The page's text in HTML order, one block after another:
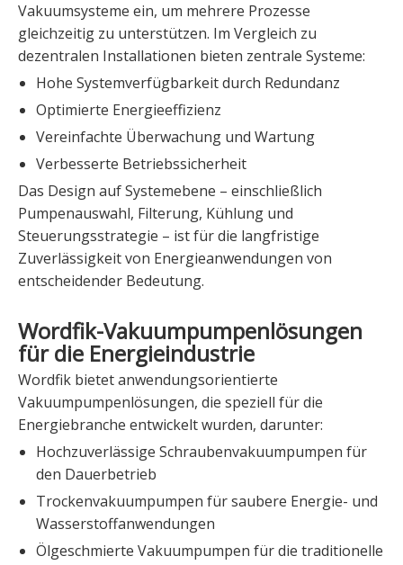
Vakuumsysteme ein, um mehrere Prozesse
gleichzeitig zu unterstützen. Im Vergleich zu
dezentralen Installationen bieten zentrale Systeme:
Hohe Systemverfügbarkeit durch Redundanz
Optimierte Energieeffizienz
Vereinfachte Überwachung und Wartung
Verbesserte Betriebssicherheit
Das Design auf Systemebene – einschließlich
Pumpenauswahl, Filterung, Kühlung und
Steuerungsstrategie – ist für die langfristige
Zuverlässigkeit von Energieanwendungen von
entscheidender Bedeutung.
Wordfik-Vakuumpumpenlösungen
für die Energieindustrie
Wordfik bietet anwendungsorientierte
Vakuumpumpenlösungen, die speziell für die
Energiebranche entwickelt wurden, darunter:
Hochzuverlässige Schraubenvakuumpumpen für
den Dauerbetrieb
Trockenvakuumpumpen für saubere Energie- und
Wasserstoffanwendungen
Ölgeschmierte Vakuumpumpen für die traditionelle